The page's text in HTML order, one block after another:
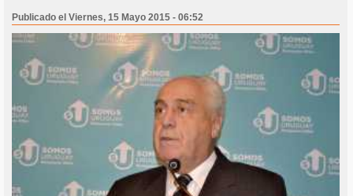
Publicado el Viernes, 15 Mayo 2015 - 06:52